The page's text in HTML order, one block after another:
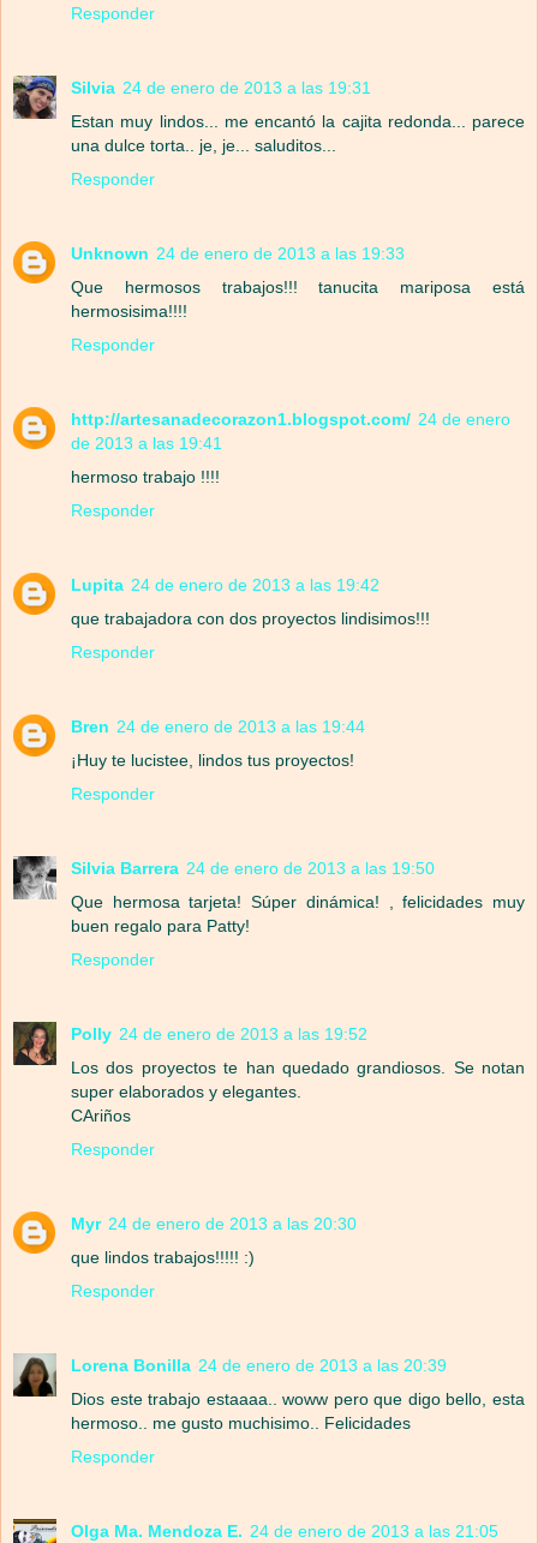
Responder
Silvia 24 de enero de 2013 a las 19:31
Estan muy lindos... me encantó la cajita redonda... parece
una dulce torta.. je, je... saluditos...
Responder
Unknown 24 de enero de 2013 a las 19:33
Que hermosos trabajos!!! tanucita mariposa está
hermosisima!!!!
Responder
http://artesanadecorazon1.blogspot.com/ 24 de enero
de 2013 a las 19:41
hermoso trabajo !!!!
Responder
Lupita 24 de enero de 2013 a las 19:42
que trabajadora con dos proyectos lindisimos!!!
Responder
Bren 24 de enero de 2013 a las 19:44
¡Huy te lucistee, lindos tus proyectos!
Responder
Silvia Barrera 24 de enero de 2013 a las 19:50
Que hermosa tarjeta! Súper dinámica! , felicidades muy
buen regalo para Patty!
Responder
Polly 24 de enero de 2013 a las 19:52
Los dos proyectos te han quedado grandiosos. Se notan
super elaborados y elegantes.
CAriños
Responder
Myr 24 de enero de 2013 a las 20:30
que lindos trabajos!!!!! :)
Responder
Lorena Bonilla 24 de enero de 2013 a las 20:39
Dios este trabajo estaaaa.. woww pero que digo bello, esta
hermoso.. me gusto muchisimo.. Felicidades
Responder
Olga Ma. Mendoza E. 24 de enero de 2013 a las 21:05